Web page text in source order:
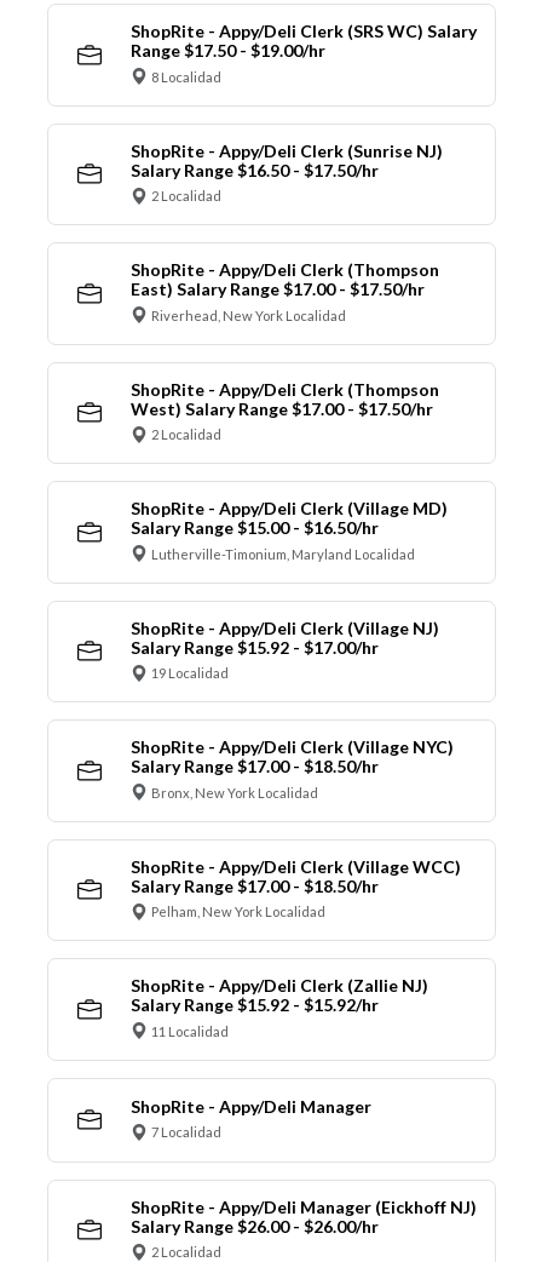
ShopRite - Appy/Deli Clerk (SRS WC) Salary
Range $17.50 - $19.00/hr
8 Localidad
ShopRite - Appy/Deli Clerk (Sunrise NJ)
Salary Range $16.50 - $17.50/hr
2 Localidad
ShopRite - Appy/Deli Clerk (Thompson
East) Salary Range $17.00 - $17.50/hr
Riverhead, New York Localidad
ShopRite - Appy/Deli Clerk (Thompson
West) Salary Range $17.00 - $17.50/hr
2 Localidad
ShopRite - Appy/Deli Clerk (Village MD)
Salary Range $15.00 - $16.50/hr
Lutherville-Timonium, Maryland Localidad
ShopRite - Appy/Deli Clerk (Village NJ)
Salary Range $15.92 - $17.00/hr
19 Localidad
ShopRite - Appy/Deli Clerk (Village NYC)
Salary Range $17.00 - $18.50/hr
Bronx, New York Localidad
ShopRite - Appy/Deli Clerk (Village WCC)
Salary Range $17.00 - $18.50/hr
Pelham, New York Localidad
ShopRite - Appy/Deli Clerk (Zallie NJ)
Salary Range $15.92 - $15.92/hr
11 Localidad
ShopRite - Appy/Deli Manager
7 Localidad
ShopRite - Appy/Deli Manager (Eickhoff NJ)
Salary Range $26.00 - $26.00/hr
2 Localidad